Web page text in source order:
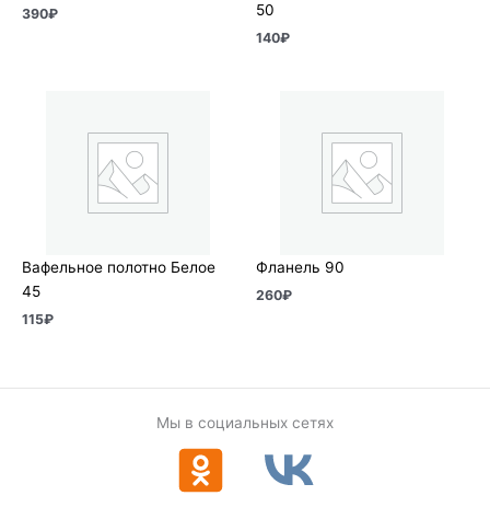
390₽
50
140₽
Вафельное полотно Белое
45
115₽
Фланель 90
260₽
Мы в социальных сетях